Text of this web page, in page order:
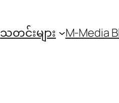
သတင်းများ M-Media